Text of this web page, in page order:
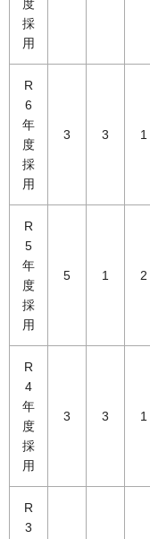
度
採
用
R
6
年
度
採
用
3 3 1
R
5
年
度
採
用
5 1 2
R
4
年
度
採
用
3 3 1
R
3